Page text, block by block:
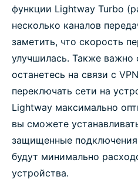
функции Lightway Turbo
несколько каналов
заметить, что скорость
улучшилась. Также важно
останетесь на связи с
переключать сети на
Lightway максимально
вы сможете
защищенные
будут минимально
устройства.